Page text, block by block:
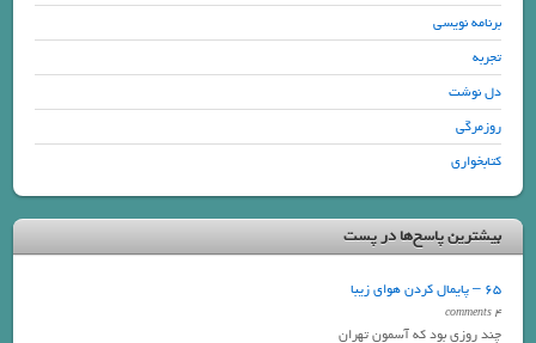
برنامه نویسی
تجربه
دل نوشت
روزمرگی
کتابخواری
بیشترین پاسخ‌ها در پست
65 – پایمال کردن هوای زیبا
4 comments
چند روزی بود که آسمون تهران